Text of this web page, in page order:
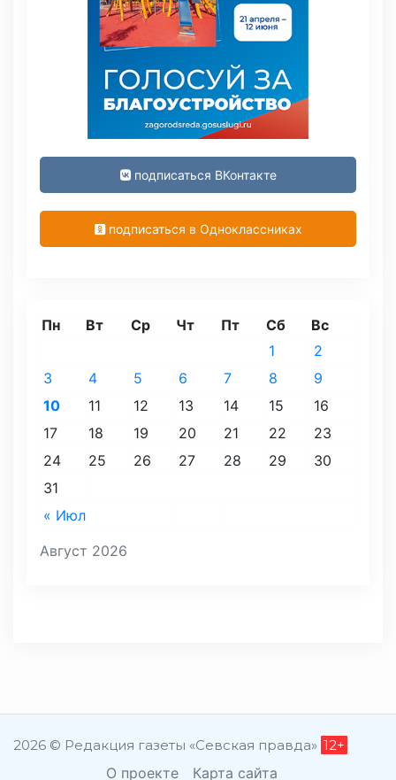
подписаться ВКонтакте
подписаться в Одноклассниках
Август 2026
Пн Вт Ср Чт Пт Сб Вс
« Июл
1
2
3
4 5 6 7 8
9
10
11 12 13 14 15
16
17
18 19 20 21 22
23
24
25 26 27 28 29
30
31
2026 © Редакция газеты «Севская правда» 12+
О проекте Карта сайта